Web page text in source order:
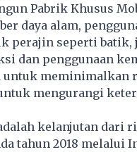
Pabrik Khusus
daya alam,
perajin seperti batik,
dan penggunaan
untuk meminimalkan
mengurangi
kelanjutan dari
tahun 2018 melalui